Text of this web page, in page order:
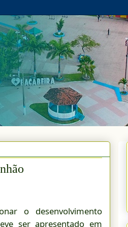
o desenvolvimento
ser apresentado em